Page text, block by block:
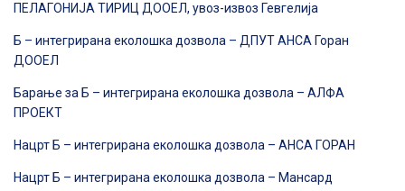
ПЕЛАГОНИЈА ТИРИЦ ДООЕЛ, увоз-извоз Гевгелија
Б – интегрирана еколошка дозвола – ДПУТ АНСА Горан
ДООЕЛ
Барање за Б – интегрирана еколошка дозвола – АЛФА
ПРОЕКТ
Нацрт Б – интегрирана еколошка дозвола – АНСА ГОРАН
Нацрт Б – интегрирана еколошка дозвола – Мансард